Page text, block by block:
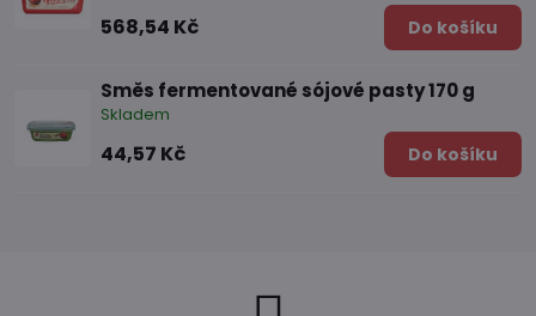
568,54 Kč Do košíku
Směs fermentované sójové pasty 170 g
Skladem
44,57 Kč Do košíku